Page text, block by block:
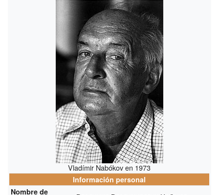
Vladímir Nabókov en 1973
Información personal
Nombre de